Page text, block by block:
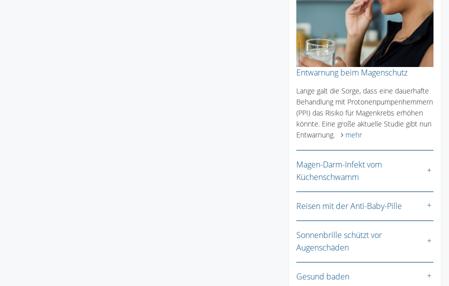
Entwarnung beim Magenschutz
Lange galt die Sorge, dass eine dauerhafte
Behandlung mit Protonenpumpenhemmern
(PPI) das Risiko für Magenkrebs erhöhen
könnte. Eine große aktuelle Studie gibt nun
Entwarnung.
mehr
Magen-Darm-Infekt vom
Küchenschwamm
Reisen mit der Anti-Baby-Pille
Sonnenbrille schützt vor
Augenschäden
Gesund baden